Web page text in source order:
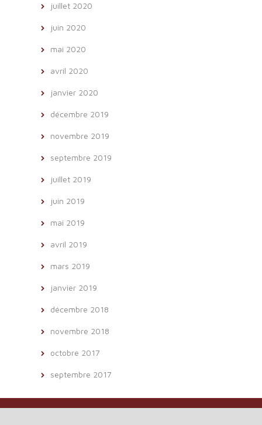
juillet 2020
juin 2020
mai 2020
avril 2020
janvier 2020
décembre 2019
novembre 2019
septembre 2019
juillet 2019
juin 2019
mai 2019
avril 2019
mars 2019
janvier 2019
décembre 2018
novembre 2018
octobre 2017
septembre 2017